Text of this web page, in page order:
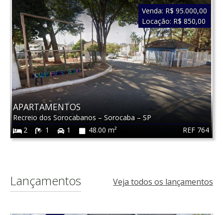
REF 764
APARTAMENTOS
Recreio dos Sorocabanos – Sorocaba – SP
2
1 1 48.00 m²
Venda: R$ 95.000,00
Locação: R$ 850,00
Lançamentos Veja todos os lançamentos